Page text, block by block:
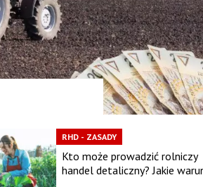
RHD - ZASADY
Kto może prowadzić rolniczy
handel detaliczny? Jakie